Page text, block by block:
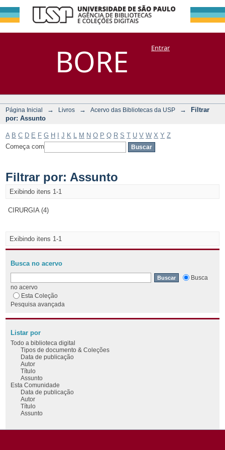
BORE
Filtrar por:
Assunto
DSpace/Manakin + CoriscoEntrar
Página Inicial → Livros → Acervo das Bibliotecas da USP →
Filtrar
por: Assunto
A B C D E F G H J K M N O P Q R S T U V W X Y Z
Começa com
Filtrar por: Assunto
Exibindo itens 1-1
CIRURGIA (4)
Exibindo itens 1-1
Busca no acervo
Busca
no acervo
Esta Coleção
Pesquisa avançada
Listar por
Todo a biblioteca digital
Tipos de documento & Coleções
Data de publicação
Autor
Título
Assunto
Esta Comunidade
Data de publicação
Autor
Título
Assunto